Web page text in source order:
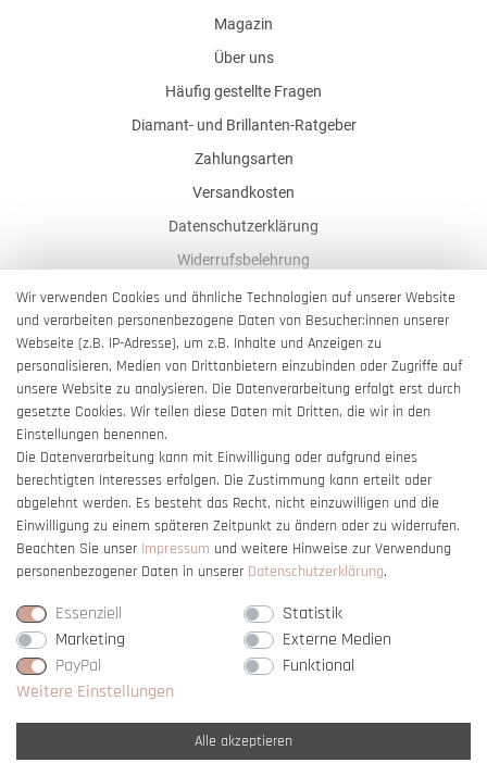
Magazin
Über uns
Häufig gestellte Fragen
Diamant- und Brillanten-Ratgeber
Zahlungsarten
Versandkosten
Datenschutzerklärung
Widerrufsbelehrung
AGB
Impressum
Barrierefreiheitserklärung
Vertrag widerrufen
Wir verwenden Cookies und ähnliche Technologien auf unserer Website
und verarbeiten personenbezogene Daten von Besucher:innen unserer
Webseite (z.B. IP-Adresse), um z.B. Inhalte und Anzeigen zu
personalisieren, Medien von Drittanbietern einzubinden oder Zugriffe auf
unsere Website zu analysieren. Die Datenverarbeitung erfolgt erst durch
gesetzte Cookies. Wir teilen diese Daten mit Dritten, die wir in den
Einstellungen benennen.
Die Datenverarbeitung kann mit Einwilligung oder aufgrund eines
berechtigten Interesses erfolgen. Die Zustimmung kann erteilt oder
abgelehnt werden. Es besteht das Recht, nicht einzuwilligen und die
Einwilligung zu einem späteren Zeitpunkt zu ändern oder zu widerrufen.
Beachten Sie unser Impressum und weitere Hinweise zur Verwendung
personenbezogener Daten in unserer Daten­schutz­erklärung.
Essenziell
Statistik
Marketing
Externe Medien
PayPal
Funktional
Weitere Einstellungen
Alle akzeptieren